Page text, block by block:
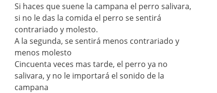
Si haces que suene la campana el perro salivara,
si no le das la comida el perro se sentirá
contrariado y molesto.
A la segunda, se sentirá menos contrariado y
menos molesto
Cincuenta veces mas tarde, el perro ya no
salivara, y no le importará el sonido de la
campana